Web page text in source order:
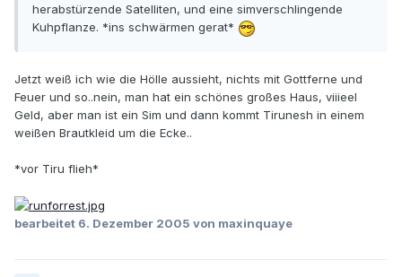
herabstürzende Satelliten, und eine simverschlingende
Kuhpflanze. *ins schwärmen gerat*
Jetzt weiß ich wie die Hölle aussieht, nichts mit Gottferne und
Feuer und so..nein, man hat ein schönes großes Haus, viiieel
Geld, aber man ist ein Sim und dann kommt Tirunesh in einem
weißen Brautkleid um die Ecke..
*vor Tiru flieh*
bearbeitet 6. Dezember 2005 von maxinquaye